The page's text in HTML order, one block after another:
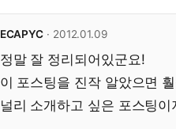
ECAPYC · 2012.01.09
정말 잘 정리되어있군요!
이 포스팅을 진작 알았으면
널리 소개하고 싶은 포스팅